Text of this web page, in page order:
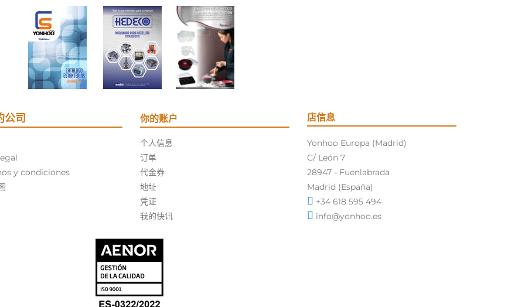
公司
y condiciones
你的账户
个人信息
订单
代金券
地址
凭证
我的快讯
店信息
Yonhoo Europa (Madrid)
C/ León 7
28947 - Fuenlabrada
Madrid (España)
+34 618 595 494
info@yonhoo.es